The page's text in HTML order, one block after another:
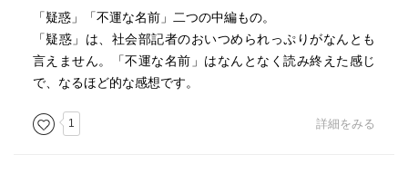
かもしれませんが、、、
物的証拠が無い中で、犯人と断定するのは危険ですよね
ぇ… マスコミによる報道被害について、改めて考えさせ
「球磨子」の裁判における弁護士については、東京の有名
「疑惑」「不運な名前」二つの中編もの。
「疑惑」は、社会部記者のおいつめられっぷりがなんとも
言えません。「不運な名前」はなんとなく読み終えた感じ
で、なるほど的な感想です。
1 詳細をみる